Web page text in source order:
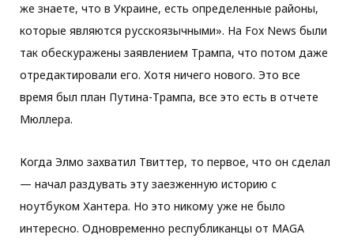
же знаете, что в Украине, есть определенные районы,
которые являются русскоязычными». На Fox News были
так обескуражены заявлением Трампа, что потом даже
отредактировали его. Хотя ничего нового. Это все
время был план Путина-Трампа, все это есть в отчете
Мюллера.
Когда Элмо захватил Твиттер, то первое, что он сделал
— начал раздувать эту заезженную историю с
ноутбуком Хантера. Но это никому уже не было
интересно. Одновременно республиканцы от MAGA